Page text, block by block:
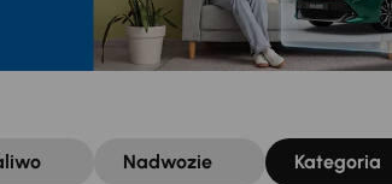
Nadwozie Kategoria